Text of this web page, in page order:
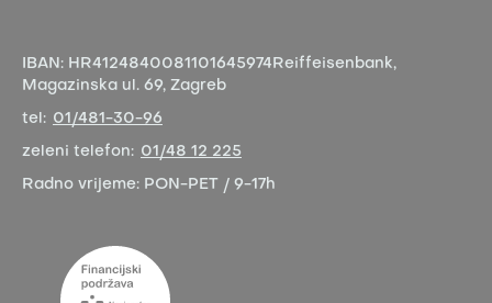
IBAN: HR4124840081101645974 Reiffeisenbank,
Magazinska ul. 69, Zagreb
tel: 01/481-30-96
zeleni telefon: 01/48 12 225
Radno vrijeme: PON-PET / 9-17h